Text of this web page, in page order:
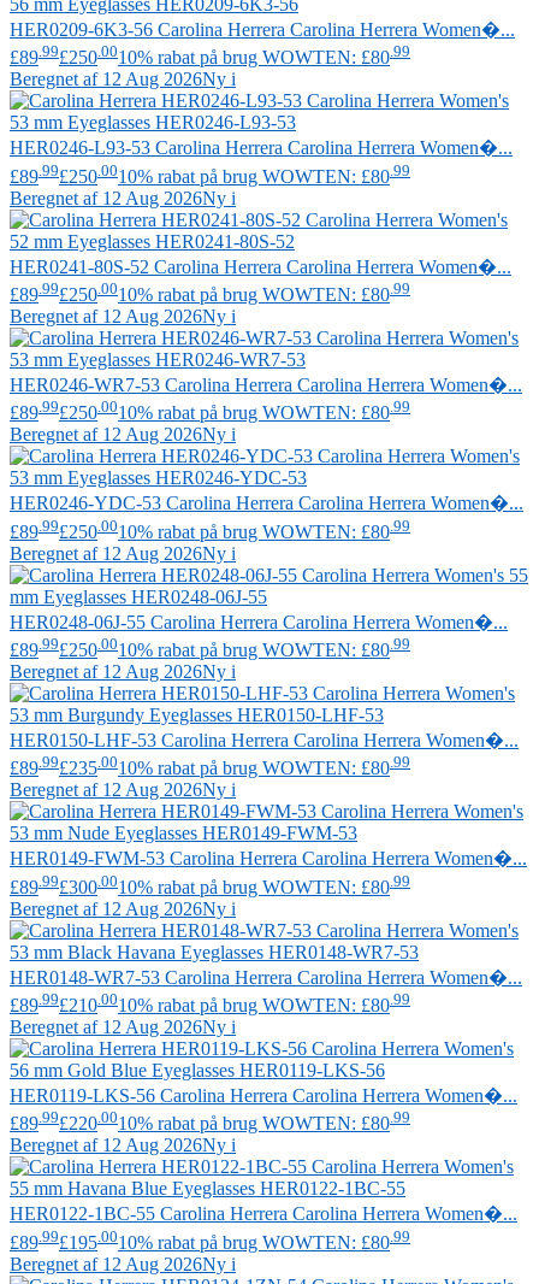
HER0209-6K3-56 Carolina Herrera Carolina Herrera Women�...
£89.99£250.0010% rabat på brug WOWTEN: £80.99
Beregnet af 12 Aug 2026Ny i
HER0246-L93-53 Carolina Herrera Carolina Herrera Women�...
£89 .99£250 .0010% rabat på brug WOWTEN: £80 .99
Beregnet af 12 Aug 2026Ny i
HER0241-80S-52 Carolina Herrera Carolina Herrera Women�...
£89 .99£250 .0010% rabat på brug WOWTEN: £80 .99
Beregnet af 12 Aug 2026Ny i
HER0246-WR7-53 Carolina Herrera Carolina Herrera Women�...
£89.99£250.0010% rabat på brug WOWTEN: £80.99
Beregnet af 12 Aug 2026Ny i
HER0246-YDC-53 Carolina Herrera Carolina Herrera Women�...
£89 .99£250 .0010% rabat på brug WOWTEN: £80 .99
Beregnet af 12 Aug 2026Ny i
HER0248-06J-55 Carolina Herrera Carolina Herrera Women�...
£89 .99£250 .0010% rabat på brug WOWTEN: £80 .99
Beregnet af 12 Aug 2026Ny i
HER0150-LHF-53 Carolina Herrera Carolina Herrera Women�...
£89.99£235.0010% rabat på brug WOWTEN: £80.99
Beregnet af 12 Aug 2026Ny i
HER0149-FWM-53 Carolina Herrera Carolina Herrera Women�...
£89 .99£300 .0010% rabat på brug WOWTEN: £80 .99
Beregnet af 12 Aug 2026Ny i
HER0148-WR7-53 Carolina Herrera Carolina Herrera Women�...
£89 .99£210 .0010% rabat på brug WOWTEN: £80 .99
Beregnet af 12 Aug 2026Ny i
HER0119-LKS-56 Carolina Herrera Carolina Herrera Women�...
£89.99£220.0010% rabat på brug WOWTEN: £80.99
Beregnet af 12 Aug 2026Ny i
HER0122-1BC-55 Carolina Herrera Carolina Herrera Women�...
£89 .99£195 .0010% rabat på brug WOWTEN: £80 .99
Beregnet af 12 Aug 2026Ny i